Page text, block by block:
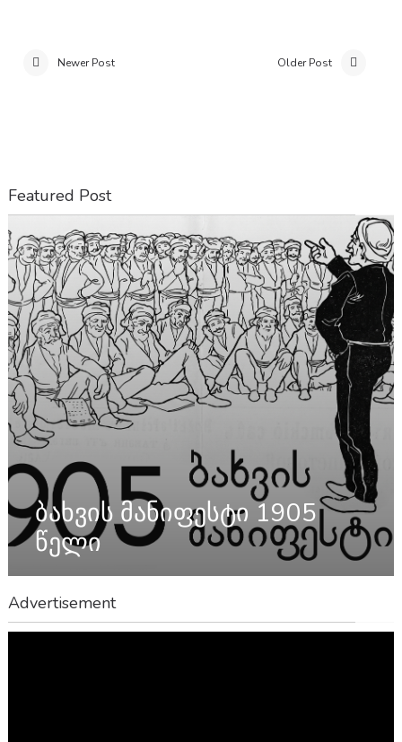
Newer Post Older Post
Featured Post
ბახვის მანიფესტი 1905
წელი
Advertisement